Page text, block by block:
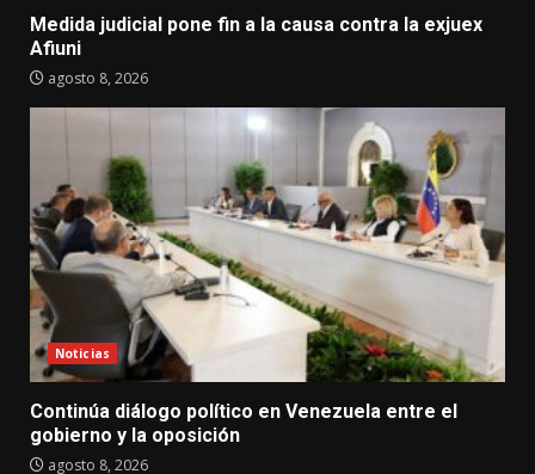
Medida judicial pone fin a la causa contra la exjuex
Afiuni
agosto 8, 2026
Noticias
Continúa diálogo político en Venezuela entre el
gobierno y la oposición
agosto 8, 2026